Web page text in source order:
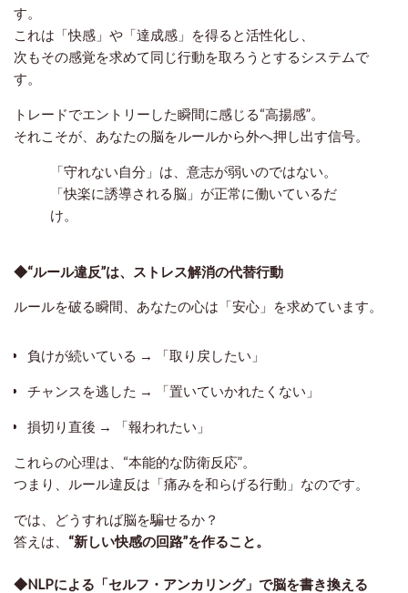
す。
これは「快感」や「達成感」を得ると活性化し、
次もその感覚を求めて同じ行動を取ろうとするシステムで
す。
トレードでエントリーした瞬間に感じる“高揚感”。
それこそが、あなたの脳をルールから外へ押し出す信号。
「守れない自分」は、意志が弱いのではない。
「快楽に誘導される脳」が正常に働いているだ
け。
◆“ルール違反”は、ストレス解消の代替行動
ルールを破る瞬間、あなたの心は「安心」を求めています。
負けが続いている → 「取り戻したい」
チャンスを逃した → 「置いていかれたくない」
損切り直後 → 「報われたい」
これらの心理は、“本能的な防衛反応”。
つまり、ルール違反は「痛みを和らげる行動」なのです。
では、どうすれば脳を騙せるか？
答えは、 “新しい快感の回路”を作ること。
◆NLPによる「セルフ・アンカリング」で脳を書き換える